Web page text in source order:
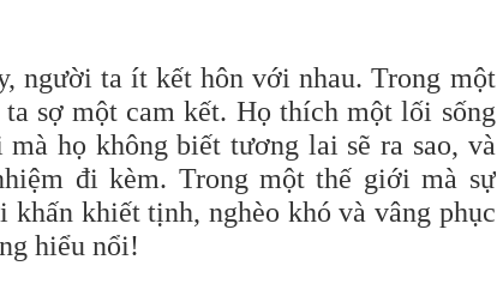
người ta ít kết hôn với nhau. Trong một
sợ một cam kết. Họ thích một lối sống
họ không biết tương lai sẽ ra sao, và
đi kèm. Trong một thế giới mà sự
khiết tịnh, nghèo khó và vâng phục
hiểu nổi!